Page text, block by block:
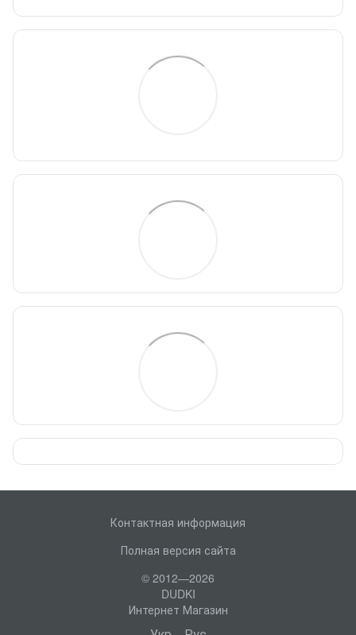
Контактная информация
Полная версия сайта
© 2012—2026
DUDKI
Интернет Магазин